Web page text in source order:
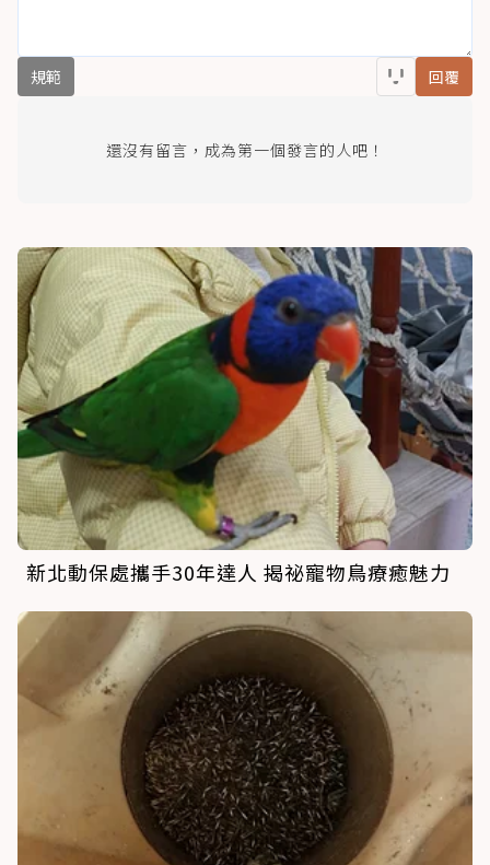
規範 回覆
還沒有留言，成為第一個發言的人吧！
新北動保處攜手30年達人 揭祕寵物鳥療癒魅力